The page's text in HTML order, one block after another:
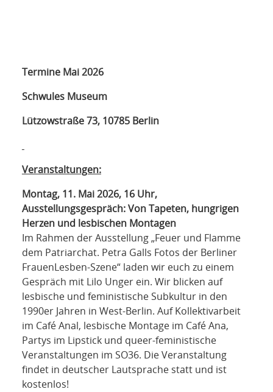
KONTAKT
Termine Mai 2026
Schwules Museum
Lützowstraße 73, 10785 Berlin
Veranstaltungen:
Montag, 11. Mai 2026, 16 Uhr,
Ausstellungsgespräch: Von Tapeten, hungrigen
Herzen und lesbischen Montagen
Im Rahmen der Ausstellung „Feuer und Flamme
dem Patriarchat. Petra Galls Fotos der Berliner
FrauenLesben-Szene“ laden wir euch zu einem
Gespräch mit Lilo Unger ein. Wir blicken auf
lesbische und feministische Subkultur in den
1990er Jahren in West-Berlin. Auf Kollektivarbeit
im Café Anal, lesbische Montage im Café Ana,
Partys im Lipstick und queer-feministische
Veranstaltungen im SO36. Die Veranstaltung
findet in deutscher Lautsprache statt und ist
kostenlos!